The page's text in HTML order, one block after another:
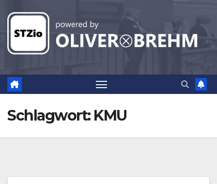
Inhalt
springen
Schlagwort: KMU